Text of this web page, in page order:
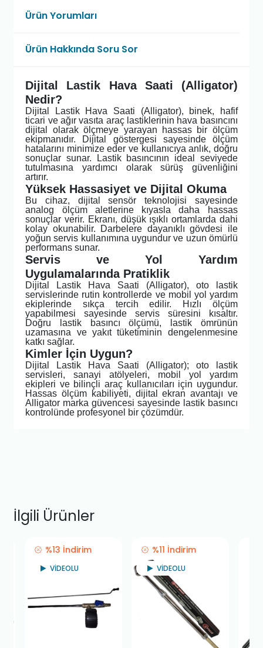
Ürün Yorumları
Ürün Hakkında Soru Sor
Dijital Lastik Hava Saati (Alligator)
Nedir?
Dijital Lastik Hava Saati (Alligator), binek, hafif
ticari ve ağır vasıta araç lastiklerinin hava basıncını
dijital olarak ölçmeye yarayan hassas bir ölçüm
ekipmanıdır. Dijital göstergesi sayesinde ölçüm
hatalarını minimize eder ve kullanıcıya anlık, doğru
sonuçlar sunar. Lastik basıncının ideal seviyede
tutulmasına yardımcı olarak sürüş güvenliğini
artırır.
Yüksek Hassasiyet ve Dijital Okuma
Bu cihaz, dijital sensör teknolojisi sayesinde
analog ölçüm aletlerine kıyasla daha hassas
sonuçlar verir. Ekranı, düşük ışıklı ortamlarda dahi
kolay okunabilir. Darbelere dayanıklı gövdesi ile
yoğun servis kullanımına uygundur ve uzun ömürlü
performans sunar.
Servis ve Yol Yardım
Uygulamalarında Pratiklik
Dijital Lastik Hava Saati (Alligator), oto lastik
servislerinde rutin kontrollerde ve mobil yol yardım
ekiplerinde sıkça tercih edilir. Hızlı ölçüm
yapabilmesi sayesinde servis süresini kısaltır.
Doğru lastik basıncı ölçümü, lastik ömrünün
uzamasına ve yakıt tüketiminin dengelenmesine
katkı sağlar.
Kimler İçin Uygun?
Dijital Lastik Hava Saati (Alligator); oto lastik
servisleri, sanayi atölyeleri, mobil yol yardım
ekipleri ve bilinçli araç kullanıcıları için uygundur.
Hassas ölçüm kabiliyeti, dijital ekran avantajı ve
Alligator marka güvencesi sayesinde lastik basıncı
kontrolünde profesyonel bir çözümdür.
İlgili Ürünler
%13 İndirim
VİDEOLU
%11 İndirim
VİDEOLU